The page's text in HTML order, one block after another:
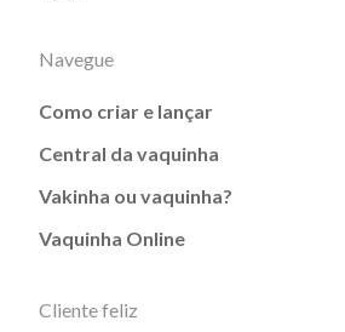
Navegue
Como criar e lançar
Central da vaquinha
Vakinha ou vaquinha?
Vaquinha Online
Cliente feliz